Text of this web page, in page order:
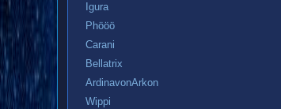
Igura
Phööö
Carani
Bellatrix
ArdinavonArkon
Wippi